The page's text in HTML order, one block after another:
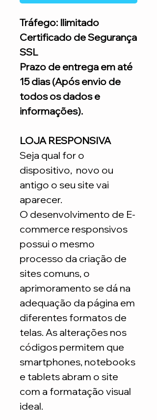
Tráfego: Ilimitado
Certificado de Segurança
SSL
Prazo de entrega em até
15 dias (Após envio de
todos os dados e
informações).
LOJA RESPONSIVA
Seja qual for o
dispositivo, novo ou
antigo o seu site vai
aparecer.
O desenvolvimento de E-
commerce responsivos
possui o mesmo
processo da criação de
sites comuns, o
aprimoramento se dá na
adequação da página em
diferentes formatos de
telas. As alterações nos
códigos permitem que
smartphones, notebooks
e tablets abram o site
com a formatação visual
ideal.